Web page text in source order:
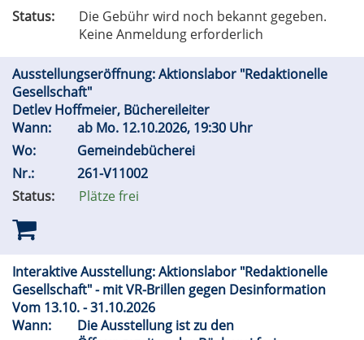
Status:
Die Gebühr wird noch bekannt gegeben.
Keine Anmeldung erforderlich
Ausstellungseröffnung: Aktionslabor "Redaktionelle
Gesellschaft"
Detlev Hoffmeier, Büchereileiter
Wann:
ab Mo. 12.10.2026, 19:30 Uhr
Wo:
Gemeindebücherei
Nr.:
261-V11002
Status:
Plätze frei
Interaktive Ausstellung: Aktionslabor "Redaktionelle
Gesellschaft" - mit VR-Brillen gegen Desinformation
Vom 13.10. - 31.10.2026
Wann:
Die Ausstellung ist zu den